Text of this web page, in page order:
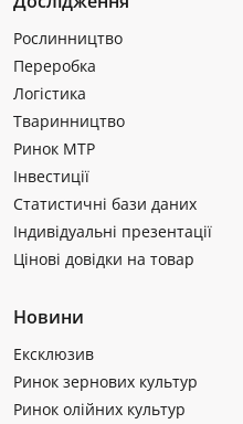
Рослинництво
Переробка
Логістика
Тваринництво
Ринок МТР
Інвестиції
Статистичні бази даних
Індивідуальні презентації
Цінові довідки на товар
Новини
Ексклюзив
Ринок зернових культур
Ринок олійних культур